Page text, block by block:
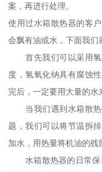
案，再进行处理。
使用过水箱散热器的客
会飘有油或水，下面我们
首先我们可以采用氢
度，氢氧化钠具有腐蚀
完后，一定要用大量的水
当我们遇到水箱散热
题，我们可以将节温拆
加水，用热量将机油的残
水箱散热器的日常保